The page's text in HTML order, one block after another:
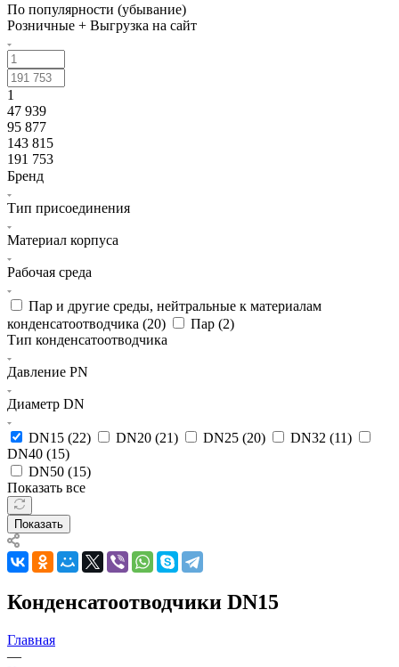
По популярности (убывание)
Розничные + Выгрузка на сайт
1
47 939
95 877
143 815
191 753
Бренд
Тип присоединения
Материал корпуса
Рабочая среда
Пар и другие среды, нейтральные к материалам
конденсатоотводчика (20) Пар (2)
Тип конденсатоотводчика
Давление PN
Диаметр DN
DN15 (22) DN20 (21) DN25 (20) DN32 (11)
DN40 (15)
DN50 (15)
Показать все
Показать
Конденсатоотводчики DN15
Главная
—